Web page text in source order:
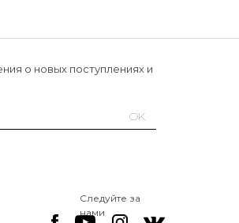
о новых поступлениях и
Следуйте за
нами
OK